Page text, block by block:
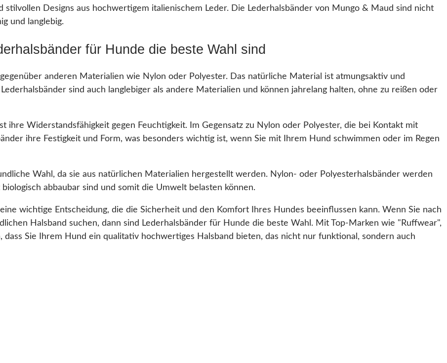
Designs aus hochwertigem italienischem Leder. Die Lederhalsbänder von Mungo & Maud sind nicht
und langlebig.
für Hunde die beste Wahl sind
anderen Materialien wie Nylon oder Polyester. Das natürliche Material ist atmungsaktiv und
sind auch langlebiger als andere Materialien und können jahrelang halten, ohne zu reißen oder
ihre Widerstandsfähigkeit gegen Feuchtigkeit. Im Gegensatz zu Nylon oder Polyester, die bei Kontakt mit
ihre Festigkeit und Form, was besonders wichtig ist, wenn Sie mit Ihrem Hund schwimmen oder im Regen
Wahl, da sie aus natürlichen Materialien hergestellt werden. Nylon- oder Polyesterhalsbänder werden
abbaubar sind und somit die Umwelt belasten können.
wichtige Entscheidung, die die Sicherheit und den Komfort Ihres Hundes beeinflussen kann. Wenn Sie nach
Halsband suchen, dann sind Lederhalsbänder für Hunde die beste Wahl. Mit Top-Marken wie "Ruffwear",
Sie Ihrem Hund ein qualitativ hochwertiges Halsband bieten, das nicht nur funktional, sondern auch